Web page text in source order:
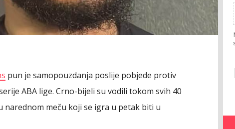
pun je samopouzdanja poslije pobjede protiv
ABA lige. Crno-bijeli su vodili tokom svih 40
narednom meču koji se igra u petak biti u